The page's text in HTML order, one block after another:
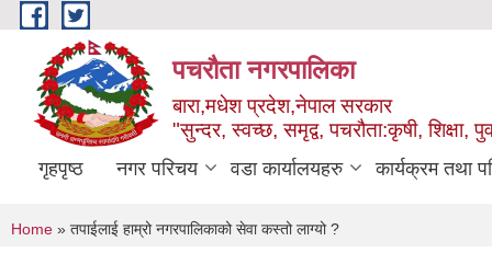
Skip to main content
पचरौता नगरपालिका
बारा,मधेश प्रदेश,नेपाल सरकार
"सुन्दर, स्वच्छ, समृद्व, पचरौता:कृषी, शिक्षा,
गृहपृष्ठ नगर परिचय वडा कार्यालयहरु कार्यक्रम तथा
You are here
Home » तपाईलाई हाम्रो नगरपालिकाको सेवा कस्तो लाग्यो ?